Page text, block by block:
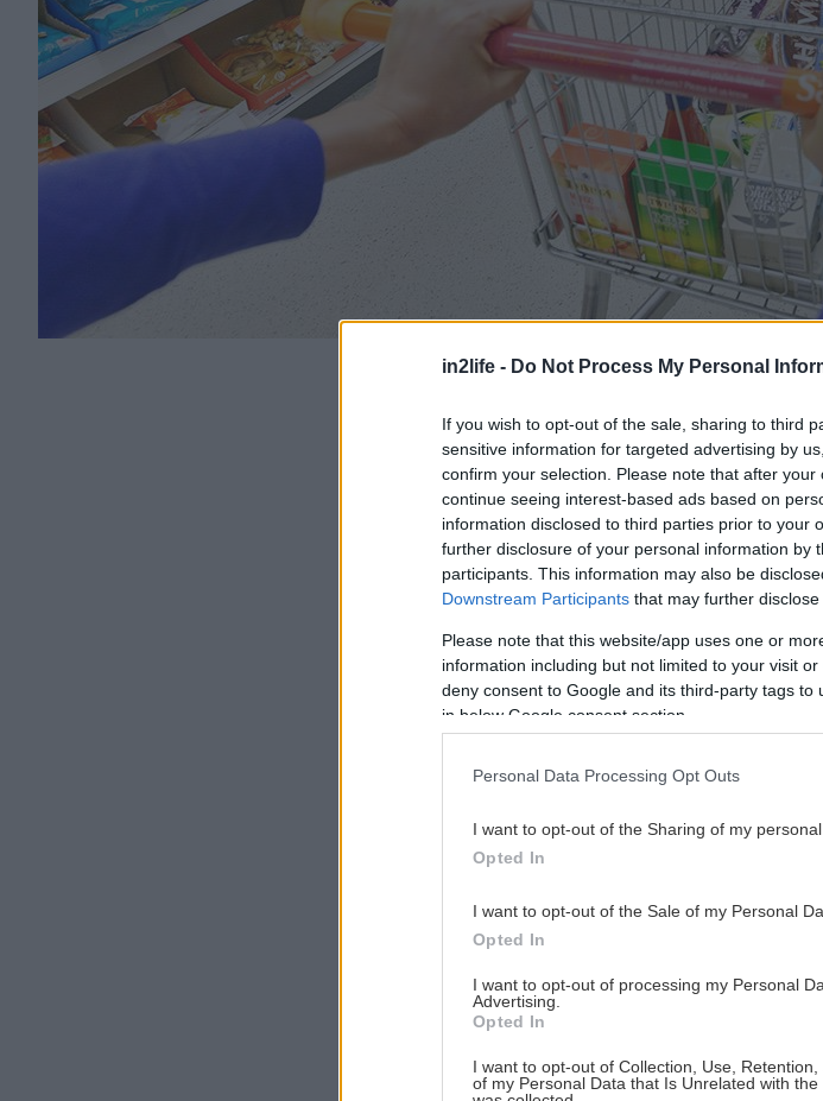
in2life - Do Not Process My Personal
If you wish to opt-out of the sale, sharing to third
sensitive information for targeted advertising by
confirm your selection. Please note that after
continue seeing interest-based ads based on
information disclosed to third parties prior to your
further disclosure of your personal information by
participants. This information may also be
Downstream Participants that may further
Please note that this website/app uses one or
information including but not limited to your visit
deny consent to Google and its third-party tags
in below Google consent section.
Personal Data Processing Opt Outs
I want to opt-out of the Sharing of my personal
Opted In
I want to opt-out of the Sale of my Personal
Opted In
I want to opt-out of processing my Personal
Advertising.
Opted In
I want to opt-out of Collection, Use,
of my Personal Data that Is Unrelated with